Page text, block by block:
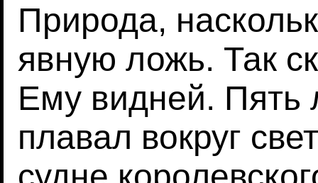
Природа,
явную ложь. Так
Ему видней. Пять
плавал вокруг